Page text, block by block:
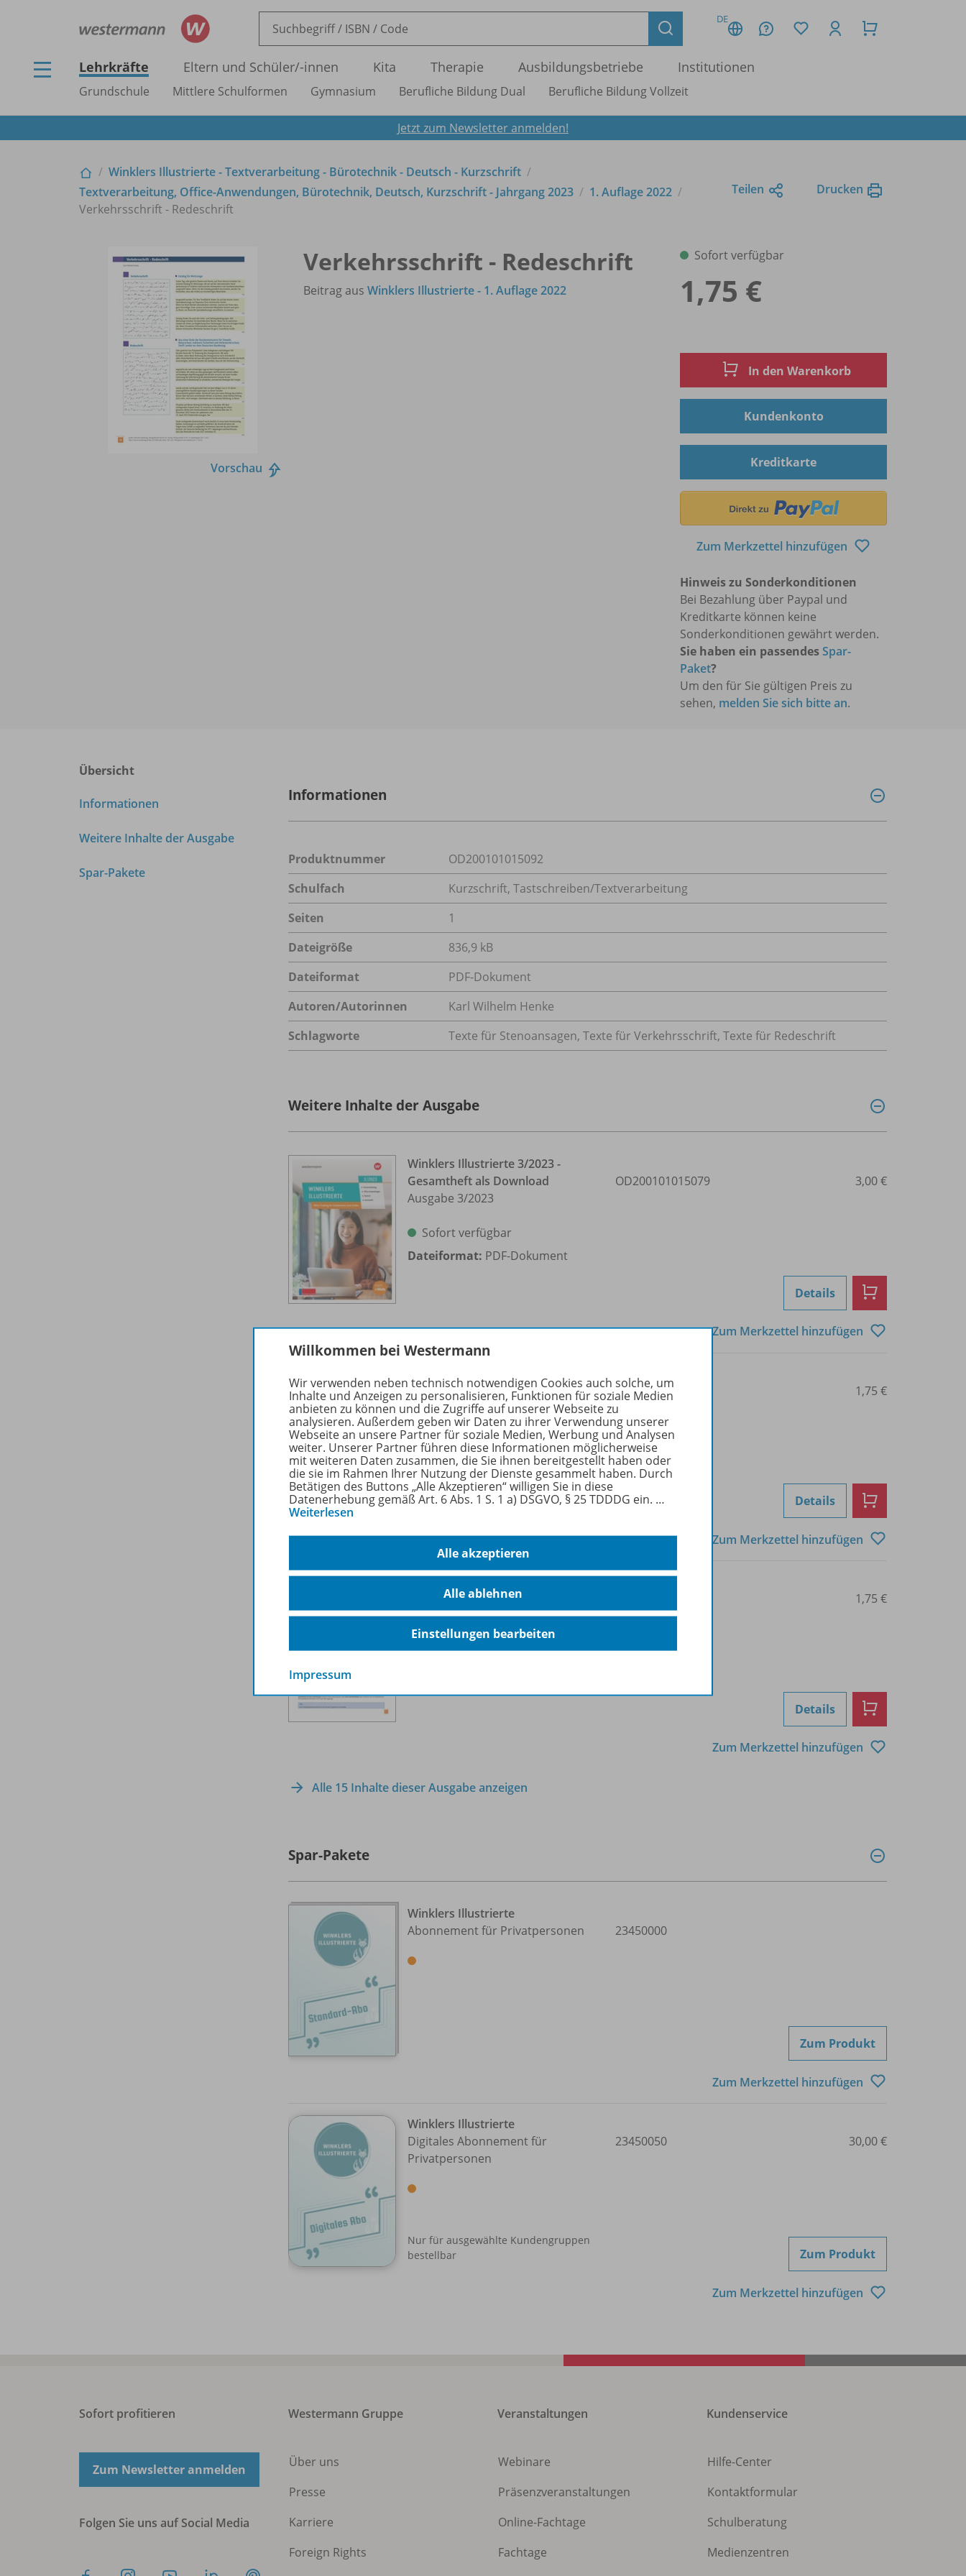
DE
Lehrkräfte Eltern und Schüler/-innen Kita Therapie Ausbildungsbetriebe Institutionen
Grundschule Mittlere Schulformen Gymnasium Berufliche Bildung Dual Berufliche Bildung Vollzeit
Jetzt zum Newsletter anmelden!
Winklers Illustrierte - Textverarbeitung - Bürotechnik - Deutsch - Kurzschrift
Textverarbeitung, Office-Anwendungen, Bürotechnik, Deutsch, Kurzschrift - Jahrgang 2023
1. Auflage 2022
Verkehrsschrift - Redeschrift
Teilen Drucken
Vorschau
Verkehrsschrift - Redeschrift
Beitrag aus Winklers Illustrierte - 1. Auflage 2022
Sofort verfügbar
1,75 €
In den Warenkorb
Kundenkonto
Kreditkarte
Zum Merkzettel hinzufügen
Hinweis zu Sonderkonditionen
Bei Bezahlung über Paypal und
Kreditkarte können keine
Sonderkonditionen gewährt werden.
Sie haben ein passendesSpar-
Paket?
Um den für Sie gültigen Preis zu
sehen, melden Sie sich bitte an.
Übersicht
Informationen
Weitere Inhalte der Ausgabe
Spar-Pakete
Informationen
Produktnummer
OD200101015092
Schulfach
Kurzschrift, Tastschreiben/Textverarbeitung
Seiten
1
Dateigröße
836,9 kB
Dateiformat
PDF-Dokument
Autoren/Autorinnen
Karl Wilhelm Henke
Schlagworte
Texte für Stenoansagen, Texte für Verkehrsschrift, Texte für Redeschrift
Weitere Inhalte der Ausgabe
Winklers Illustrierte 3/2023 -
Gesamtheft als Download
Ausgabe 3/2023
Sofort verfügbar
Dateiformat: PDF-Dokument
OD200101015079 3,00 €
Details
Zum Merkzettel hinzufügen
Menüband anpassen
Sofort verfügbar
Dateiformat:PDF-Dokument
OD200101015080 1,75 €
Details
Zum Merkzettel hinzufügen
Rationelles Arbeiten mit der
Schnellzugriffsleiste
Sofort verfügbar
Dateiformat:PDF-Dokument
1,75 €
Details
Zum Merkzettel hinzufügen
Alle 15 Inhalte dieser Ausgabe anzeigen
Spar-Pakete
Winklers Illustrierte
Abonnement für Privatpersonen
23450000
Zum Produkt
Zum Merkzettel hinzufügen
Winklers Illustrierte
Digitales Abonnement für
Privatpersonen
Nur für ausgewählte Kundengruppen
bestellbar
23450050 30,00 €
Zum Produkt
Zum Merkzettel hinzufügen
Sofort profitieren
Zum Newsletter anmelden
Folgen Sie uns auf Social Media
Westermann Gruppe
Über uns
Presse
Karriere
Foreign Rights
Veranstaltungen
Webinare
Präsenzveranstaltungen
Online-Fachtage
Fachtage
Kundenservice
Hilfe-Center
Kontaktformular
Schulberatung
Medienzentren
Willkommen bei Westermann
Wir verwenden neben technisch notwendigen Cookies auch solche, um
Inhalte und Anzeigen zu personalisieren, Funktionen für soziale Medien
anbieten zu können und die Zugriffe auf unserer Webseite zu
analysieren. Außerdem geben wir Daten zu ihrer Verwendung unserer
Webseite an unsere Partner für soziale Medien, Werbung und Analysen
weiter. Unserer Partner führen diese Informationen möglicherweise
mit weiteren Daten zusammen, die Sie ihnen bereitgestellt haben oder
die sie im Rahmen Ihrer Nutzung der Dienste gesammelt haben. Durch
Betätigen des Buttons „Alle Akzeptieren“ willigen Sie in diese
Datenerhebung gemäß Art. 6 Abs. 1 S. 1 a) DSGVO, § 25 TDDDG ein. …
Weiterlesen
Alle akzeptieren
Alle ablehnen
Einstellungen bearbeiten
Impressum